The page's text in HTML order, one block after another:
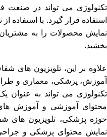
تکنولوژی می تواند در
استفاده قرار گیرد. با استفاده
نمایش محصولات را به مشتریان
بخشید.
علاوه بر این، تلویزیون های
آموزش، پزشکی، معماری و
تکنولوژی می تواند به عنوان
محتوای آموزشی و آموزش های
حوزه پزشکی، تلویزیون های
نمایش محتوای پزشکی و